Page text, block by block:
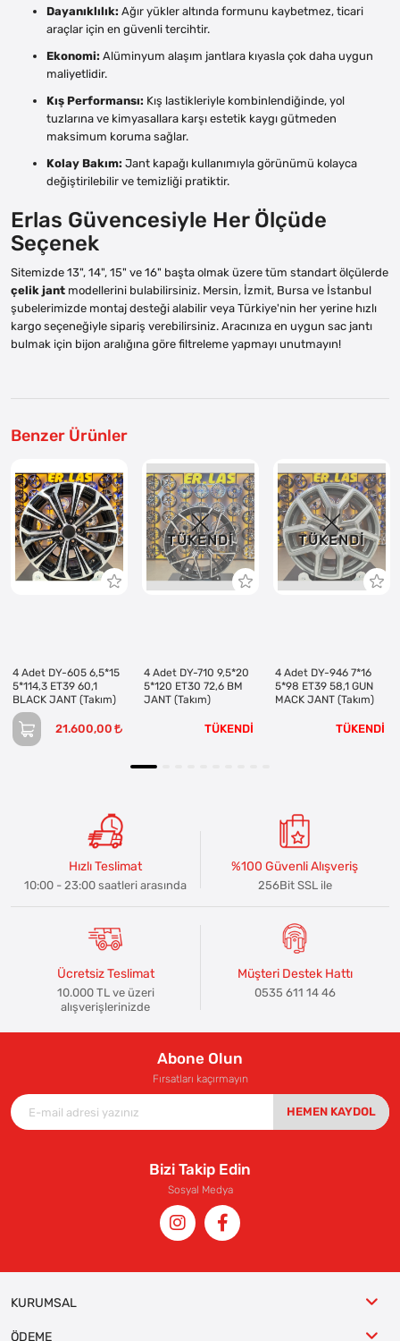
Dayanıklılık: Ağır yükler altında formunu kaybetmez, ticari
araçlar için en güvenli tercihtir.
Ekonomi: Alüminyum alaşım jantlara kıyasla çok daha uygun
maliyetlidir.
Kış Performansı: Kış lastikleriyle kombinlendiğinde, yol
tuzlarına ve kimyasallara karşı estetik kaygı gütmeden
maksimum koruma sağlar.
Kolay Bakım: Jant kapağı kullanımıyla görünümü kolayca
değiştirilebilir ve temizliği pratiktir.
Erlas Güvencesiyle Her Ölçüde
Seçenek
Sitemizde 13", 14", 15" ve 16" başta olmak üzere tüm standart ölçülerde
çelik jant modellerini bulabilirsiniz. Mersin, İzmit, Bursa ve İstanbul
şubelerimizde montaj desteği alabilir veya Türkiye'nin her yerine hızlı
kargo seçeneğiyle sipariş verebilirsiniz. Aracınıza en uygun sac jantı
bulmak için bijon aralığına göre filtreleme yapmayı unutmayın!
Benzer Ürünler
4 Adet DY-605 6,5*15
5*114,3 ET39 60,1
BLACK JANT (Takım)
21.600,00
TÜKENDI
4 Adet DY-710 9,5*20
5*120 ET30 72,6 BM
JANT (Takım)
TÜKENDİ
TÜKENDI
4 Adet DY-946 7*16
5*98 ET39 58,1 GUN
MACK JANT (Takım)
TÜKENDİ
Hızlı Teslimat
10:00 - 23:00 saatleri arasında
%100 Güvenli Alışveriş
256Bit SSL ile
Ücretsiz Teslimat
10.000 TL ve üzeri
alışverişlerinizde
Müşteri Destek Hattı
0535 611 14 46
Abone Olun
Fırsatları kaçırmayın
HEMEN KAYDOL
Bizi Takip Edin
Sosyal Medya
KURUMSAL
ÖDEME